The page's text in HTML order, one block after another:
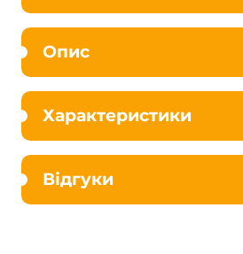
Опис
Характеристики
Відгуки